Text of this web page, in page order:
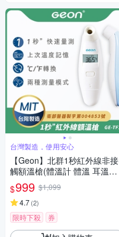
台灣製造，使用安心
【Geon】北群1秒紅外線非接
觸額溫槍(體溫計 體溫 耳溫槍
紅外線額溫槍/GE-TF11)
$999 $1,099
4.7(2)
限時下殺 券